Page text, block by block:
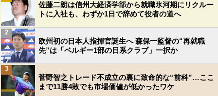
佐藤二朗は信州大経済学部から就職氷河期にリクルー
トに入社も、わずか1日で辞めて役者の道へ
欧州初の日本人指揮官誕生へ 森保一監督の“再就職
先”は「ベルギー1部の日系クラブ」一択か
2
菅野智之トレード不成立の裏に致命的な“前科”…ここ
まで11勝4敗でも市場価値が低かったワケ
3